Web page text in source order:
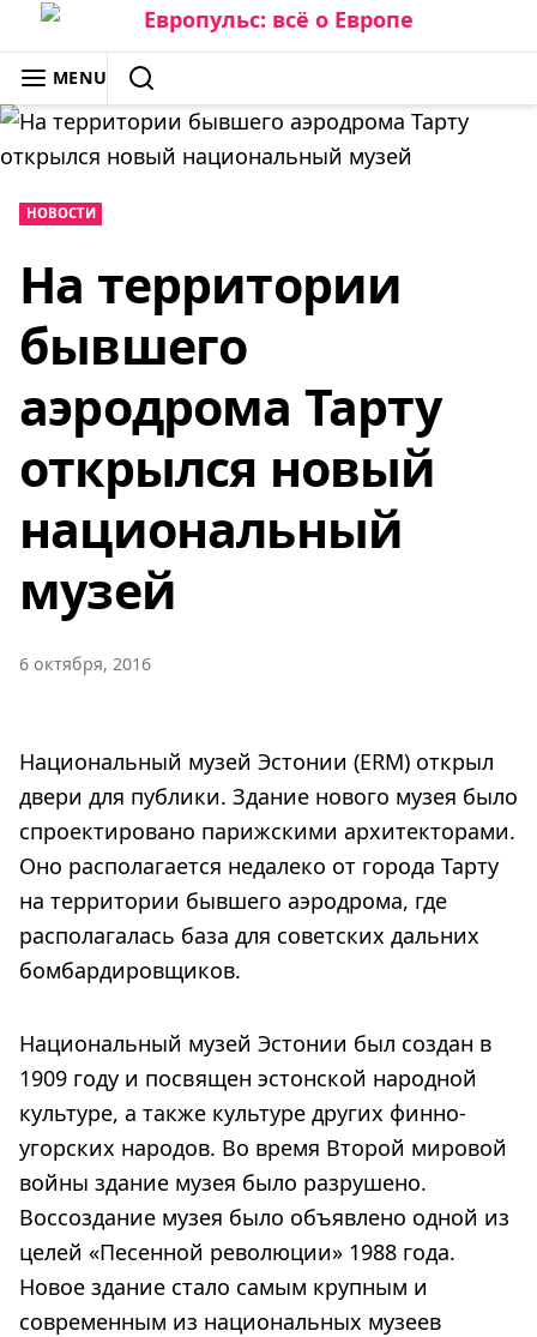
Skip
to
content
ЕВРОПУЛЬС: ВСЁ О ЕВРОПЕ
MENU
SEARCH
НОВОСТИ
На территории
бывшего
аэродрома Тарту
открылся новый
национальный
музей
6 октября, 2016
Национальный музей Эстонии (ERM) открыл
двери для публики. Здание нового музея было
спроектировано парижскими архитекторами.
Оно располагается недалеко от города Тарту
на территории бывшего аэродрома, где
располагалась база для советских дальних
бомбардировщиков.
Национальный музей Эстонии был создан в
1909 году и посвящен эстонской народной
культуре, а также культуре других финно-
угорских народов. Во время Второй мировой
войны здание музея было разрушено.
Воссоздание музея было объявлено одной из
целей «Песенной революции» 1988 года.
Новое здание стало самым крупным и
современным из национальных музеев